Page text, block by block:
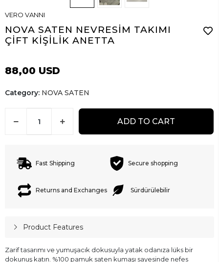
VERO VANNI
NOVA SATEN NEVRESİM TAKIMI
ÇİFT KİŞİLİK ANETTA
88,00 USD
Category: NOVA SATEN
ADD TO CART
Fast Shipping Secure shopping
Returns and Exchanges Sürdürülebilir
Product Features
Zarif tasarımı ve yumuşacık dokusuyla yatak odanıza lüks bir
dokunuş katın. %100 pamuk saten kumaşı sayesinde nefes